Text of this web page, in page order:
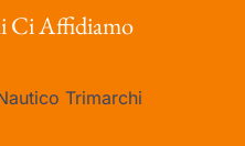
Ci Affidiamo